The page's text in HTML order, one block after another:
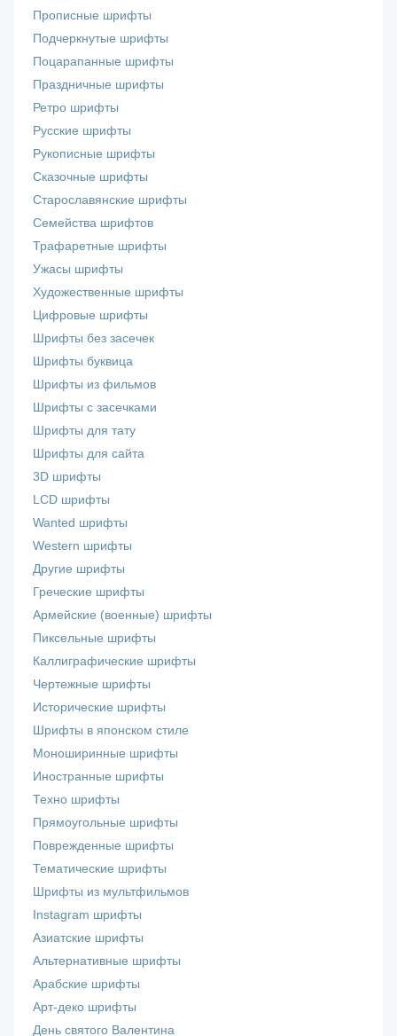
Прописные шрифты
Подчеркнутые шрифты
Поцарапанные шрифты
Праздничные шрифты
Ретро шрифты
Русские шрифты
Рукописные шрифты
Сказочные шрифты
Старославянские шрифты
Семейства шрифтов
Трафаретные шрифты
Ужасы шрифты
Художественные шрифты
Цифровые шрифты
Шрифты без засечек
Шрифты буквица
Шрифты из фильмов
Шрифты с засечками
Шрифты для тату
Шрифты для сайта
3D шрифты
LCD шрифты
Wanted шрифты
Western шрифты
Другие шрифты
Греческие шрифты
Армейские (военные) шрифты
Пиксельные шрифты
Каллиграфические шрифты
Чертежные шрифты
Исторические шрифты
Шрифты в японском стиле
Моноширинные шрифты
Иностранные шрифты
Техно шрифты
Прямоугольные шрифты
Поврежденные шрифты
Тематические шрифты
Шрифты из мультфильмов
Instagram шрифты
Азиатские шрифты
Альтернативные шрифты
Арабские шрифты
Арт-деко шрифты
День святого Валентина